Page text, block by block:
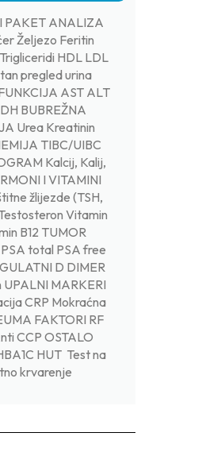
PAKET ANALIZA
Željezo Feritin
HDL LDL
pregled urina
AST ALT
BUBREŽNA
Urea Kreatinin
TIBC/UIBC
Kalcij, Kalij,
I VITAMINI
žlijezde (TSH,
Vitamin
B12 TUMOR
total PSA free
D DIMER
UPALNI MARKERI
CRP Mokraćna
FAKTORI RF
CCP OSTALO
HUT Test na
krvarenje